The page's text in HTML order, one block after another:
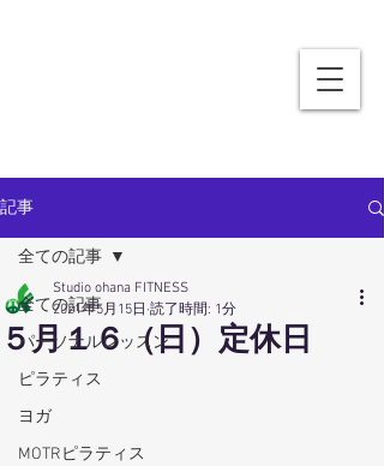
記事
全ての記事
パーソナルレッスン
ピラティス
ヨガ
MOTRピラティス
全ての記事
５月１６（日）定休日
Studio ohana FITNESS
2021年5月15日 読了時間: 1分